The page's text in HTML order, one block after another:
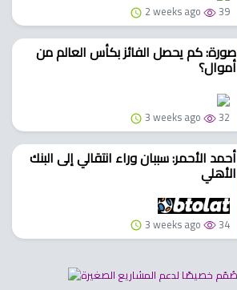
2 weeks ago 39
صورة: كم يحصل الفائز بكأس العالم من
أموال؟
3 weeks ago 32
أحمد الأحمر: سببان وراء انتقالي إلى البنك
الأهلي
3 weeks ago 34